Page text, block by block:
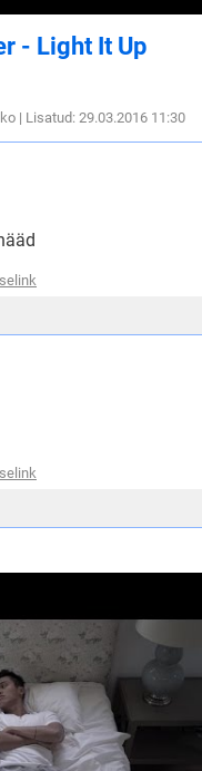
- Light It Up
| Lisatud: 29.03.2016 11:30